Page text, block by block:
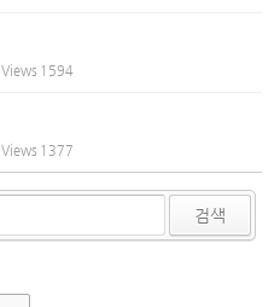
Views 1594
Views 1377
검색